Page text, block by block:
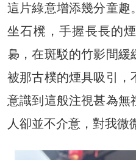
這片綠意增添幾分童趣
坐石櫈，手握長長的
裊，在斑駁的竹影間
被那古樸的煙具吸引，
意識到這般注視甚為無
人卻並不介意，對我微